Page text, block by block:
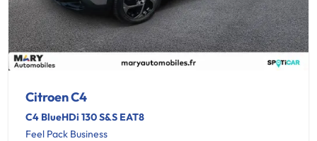
Citroen C4
C4 BlueHDi 130 S&S EAT8
Feel Pack Business